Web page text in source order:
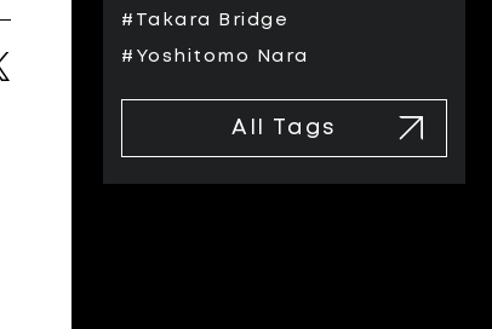
#Takara Bridge
#Yoshitomo Nara
All Tags